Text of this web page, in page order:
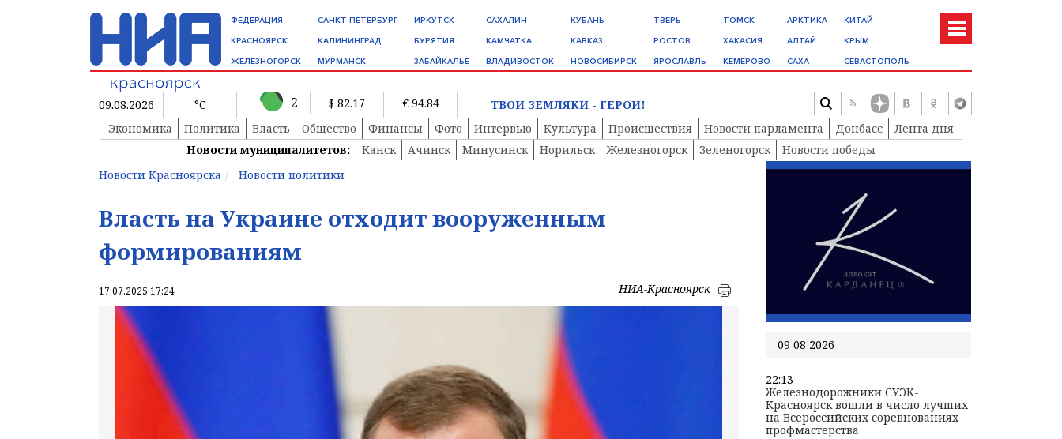
ФЕДЕРАЦИЯ
КРАСНОЯРСК
ЖЕЛЕЗНОГОРСК
САНКТ-ПЕТЕРБУРГ
КАЛИНИНГРАД
МУРМАНСК
ИРКУТСК
БУРЯТИЯ
ЗАБАЙКАЛЬЕ
САХАЛИН
КАМЧАТКА
ВЛАДИВОСТОК
КУБАНЬ
КАВКАЗ
НОВОСИБИРСК
ТВЕРЬ
РОСТОВ
ЯРОСЛАВЛЬ
ТОМСК
ХАКАСИЯ
КЕМЕРОВО
АРКТИКА
АЛТАЙ
САХА
КИТАЙ
КРЫМ
СЕВАСТОПОЛЬ
09.08.2026 °C 2 $ 82.17 € 94.84
ТВОИ ЗЕМЛЯКИ - ГЕРОИ!
Экономика
Политика Власть Общество Финансы Фото Интервью Культура Происшествия Новости парламента Донбасс
Лента дня
Новости муниципалитетов:
Канск Ачинск Минусинск Норильск Железногорск Зеленогорск
Новости победы
Новости Красноярска
Новости политики
Власть на Украине отходит вооруженным
формированиям
17.07.2025 17:24 НИА-Красноярск
09 08 2026
22:13
Железнодорожники СУЭК-
Красноярск вошли в число лучших
на Всероссийских соревнованиях
профмастерства